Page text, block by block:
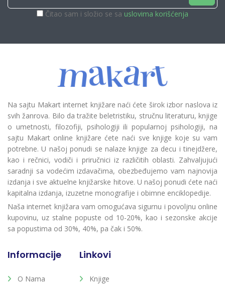
Čitao sam i složio se sa uslovima korišćenja
Na sajtu Makart internet knjižare naći ćete širok izbor naslova iz
svih žanrova. Bilo da tražite beletristiku, stručnu literaturu, knjige
o umetnosti, filozofiji, psihologiji ili popularnoj psihologiji, na
sajtu Makart online knjižare ćete naći sve knjige koje su vam
potrebne. U našoj ponudi se nalaze knjige za decu i tinejdžere,
kao i rečnici, vodiči i priručnici iz različitih oblasti. Zahvaljujući
saradnji sa vodećim izdavačima, obezbeđujemo vam najnovija
izdanja i sve aktuelne knjižarske hitove. U našoj ponudi ćete naći
kapitalna izdanja, izuzetne monografije i obimne enciklopedije.
Naša internet knjižara vam omogućava sigurnu i povoljnu online
kupovinu, uz stalne popuste od 10-20%, kao i sezonske akcije
sa popustima od 30%, 40%, pa čak i 50%.
Informacije
O Nama
Linkovi
Knjige